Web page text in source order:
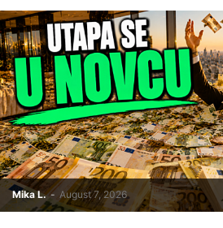
Mika L. - August 7, 2026